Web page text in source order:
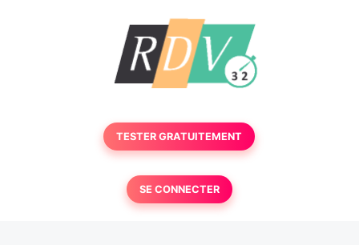
TESTER GRATUITEMENT
SE CONNECTER